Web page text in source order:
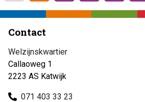
Contact
Welzijnskwartier
Callaoweg 1
2223 AS Katwijk
071 403 33 23